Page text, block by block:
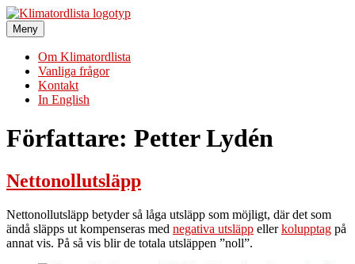
Hoppa
till
innehåll
Klimatordlista
Sveriges största klimatordlista
Meny
Om Klimatordlista
Vanliga frågor
Kontakt
In English
Författare: Petter Lydén
Nettonollutsläpp
Nettonollutsläpp betyder så låga utsläpp som möjligt, där det som
ändå släpps ut kompenseras med negativa utsläpp ellerkolupptag på
annat vis. På så vis blir de totala utsläppen ”noll”.